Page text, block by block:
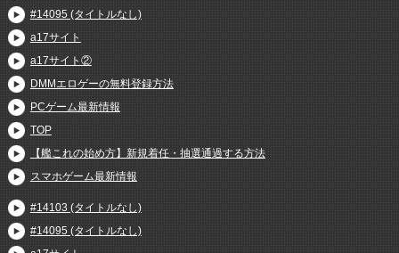
#14095 (タイトルなし)
a17サイト
a17サイト②
DMMエロゲーの無料登録方法
PCゲーム最新情報
TOP
【艦これの始め方】新規着任・抽選通過する方法
スマホゲーム最新情報
#14103 (タイトルなし)
#14095 (タイトルなし)